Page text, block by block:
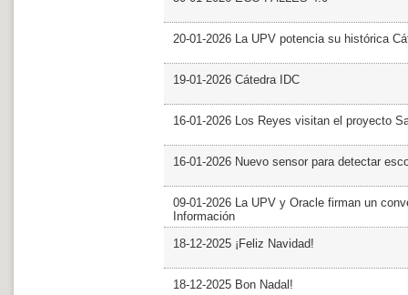
20-01-2026 La UPV potencia su histórica
19-01-2026 Cátedra IDC
16-01-2026 Los Reyes visitan el proyecto
16-01-2026 Nuevo sensor para detectar
09-01-2026 La UPV y Oracle firman un
Información
18-12-2025 ¡Feliz Navidad!
18-12-2025 Bon Nadal!